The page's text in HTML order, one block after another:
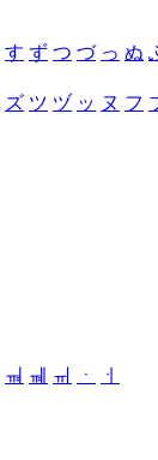
す ず つ づ っ ぬ
ズ ツ ヅ ッ ヌ フ
ㆊ ㆋ ㆌ ㆍ
ㆎ